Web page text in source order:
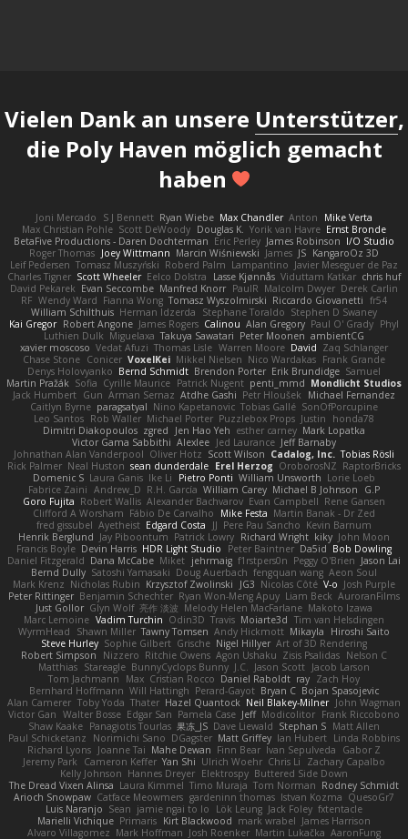
Vielen Dank an unsere Unterstützer,
die Poly Haven möglich gemacht
haben
Joni Mercado S J Bennett Ryan Wiebe Max Chandler Anton
Mike Verta
Max Christian Pohle Scott DeWoody Douglas K. Yorik van Havre Ernst Bronde
BetaFive Productions - Daren Dochterman Eric Perley James Robinson I/O Studio
Roger Thomas Joey Wittmann Marcin Wiśniewski James JS KangaroOz 3D
Leif Pedersen Tomasz Muszyński Roberd Palm Lampantino Javier Meseguer de Paz
Charles Tigner Scott Wheeler Eelco Dolstra Lasse Kjønnås Viduttam Katkar chris huf
David Pekarek Evan Seccombe Manfred Knorr PaulR Malcolm Dwyer Derek Carlin
RF Wendy Ward Fianna Wong Tomasz Wyszolmirski Riccardo Giovanetti fr54
William Schilthuis Herman Idzerda Stephane Toraldo Stephen D Swaney
Kai Gregor Robert Angone James Rogers Calinou Alan Gregory Paul O' Grady Phyl
Luthien Dulk Miguelaxa Takuya Sawatari Peter Moonen ambientCG
xavier moscoso Vedat Afuzi Thomas Lisle Warren Moore David Zaq Schlanger
Chase Stone Conicer VoxelKei Mikkel Nielsen Nico Wardakas Frank Grande
Denys Holovyanko Bernd Schmidt Brendon Porter Erik Brundidge Samuel
Martin Pražák Sofia Cyrille Maurice Patrick Nugent penti_mmd Mondlicht Studios
Jack Humbert Gun Arman Sernaz Atdhe Gashi Petr Hloušek
Michael Fernandez
Caitlyn Byrne paragsatyal Nino Kapetanovic Tobias Gallé SonOfPorcupine
Leo Santos Rob Waller Michael Porter Puzzlebox Props Justin
honda78
Dimitri Diakopoulos zgred Jen Hao Yeh esther carney Mark Lopatka
Victor Gama Sabbithi Alexlee Jed Laurance Jeff Barnaby
Johnathan Alan Vanderpool Oliver Hotz Scott Wilson Cadalog, Inc. Tobias Rösli
Rick Palmer Neal Huston sean dunderdale Erel Herzog OroborosNZ RaptorBricks
Domenic S Laura Ganis Ike Li Pietro Ponti William Unsworth Lorie Loeb
Fabrice Zaini Andrew_D R.H. García William Carey Michael B Johnson
G.P
Goro Fujita Robert Wallis Alexander Bachvarov Evan Campbell Rene Gansen
Clifford A Worsham Fábio De Carvalho Mike Festa Martin Banak - Dr Zed
fred gissubel Ayetheist Edgard Costa JJ Pere Pau Sancho Kevin Barnum
Henrik Berglund Jay Piboontum Patrick Lowry Richard Wright kiky John Moon
Francis Boyle Devin Harris HDR Light Studio Peter Baintner Da5id Bob Dowling
Daniel Fitzgerald Dana McCabe Miket jehrmaig f1rstpers0n Peggy O'Brien Jason Lai
Bernd Dully Satoshi Yamasaki Doug Auerbach fengquan wang Aeon Soul
Mark Krenz Nicholas Rubin Krzysztof Zwolinski JG3 Nicolas Côté V-o Josh Purple
Peter Rittinger Benjamin Schechter Ryan Won-Meng Apuy Liam Beck AuroranFilms
Just Gollor Glyn Wolf 亮作 淡波 Melody Helen MacFarlane Makoto Izawa
Marc Lemoine Vadim Turchin Odin3D Travis Moiarte3d Tim van Helsdingen
WyrmHead
Shawn Miller Tawny Tomsen Andy Hickmott Mikayla
Hiroshi Saito
Steve Hurley Sophie Gilbert Grische Nigel Hillyer Art of 3D Rendering
Robert Simpson
Nizzero Ritchie Owens Agon Ushaku Zisis Psalidas Nelson C
Matthias Stareagle BunnyCyclops Bunny J.C. Jason Scott Jacob Larson
Tom Jachmann
Max Cristian Rocco Daniel Raboldt ray Zach Hoy
Bernhard Hoffmann Will Hattingh Perard-Gayot Bryan C Bojan Spasojevic
Alan Camerer Toby Yoda Thater Hazel Quantock Neil Blakey-Milner John Wagman
Victor Gan Walter Bosse Edgar San Pamela Case Jeff Modicolitor Frank Riccobono
Shaw Kaake Panagiotis Tourlas 果冻_JS Dave Liewald Stephan S Matt Allen
Paul Schicketanz
Norimichi Sano DGagster Matt Griffey Ian Hubert Linda Robbins
Richard Lyons Joanne Tai Mahe Dewan Finn Bear Ivan Sepulveda
Gabor Z
Jeremy Park
Cameron Keffer Yan Shi Ulrich Woehr Chris Li
Zachary Capalbo
Kelly Johnson Hannes Dreyer Elektrospy Buttered Side Down
The Dread Vixen Alinsa Laura Kimmel Timo Muraja Tom Norman Rodney Schmidt
Arioch Snowpaw Catface Meowmers gardeninn thomas Istvan Kozma QuesoGr7
Luis Naranjo Sean jamie ngai to lo Lök Leung Jack Foley fxtentacle
Marielli Vichique Primaris Kirt Blackwood mark wrabel James Harrison
Alvaro Villagomez Mark Hoffman Josh Roenker Martin Lukačka AaronFung